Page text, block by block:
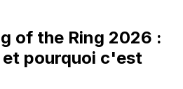
of the Ring 2026 :
et pourquoi c'est